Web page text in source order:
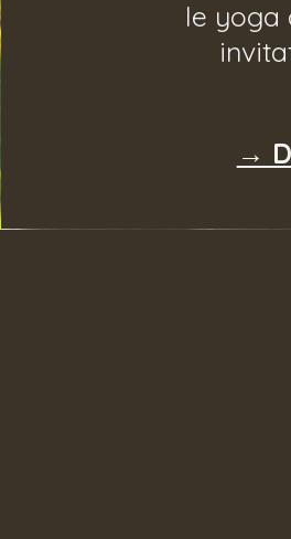
le yoga
→